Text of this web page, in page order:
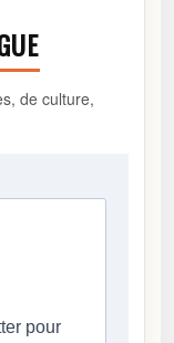
de culture,